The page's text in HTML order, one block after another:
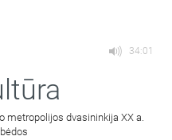
34:01
metropolijos dvasininkija XX a.